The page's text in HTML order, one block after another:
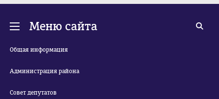
Меню сайта
Общая информация
Администрация района
Совет депутатов